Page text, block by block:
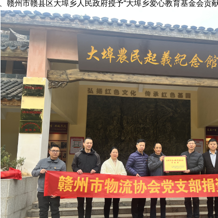
赣州市赣县区大埠乡人民政府授予“大埠乡爱心教育基金会贡